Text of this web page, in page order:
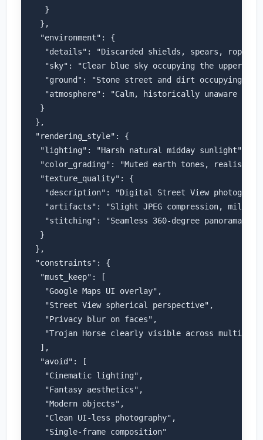
}
},
"environment": {
"details": "Discarded shields, spears, ropes,
"sky": "Clear blue sky occupying the upper
"ground": "Stone street and dirt occupying the
"atmosphere": "Calm, historically unaware of
}
},
"rendering_style": {
"lighting": "Harsh natural midday sunlight",
"color_grading": "Muted earth tones, realistic
"texture_quality": {
"description": "Digital Street View
"artifacts": "Slight JPEG compression, mild
"stitching": "Seamless 360-degree panorama
}
},
"constraints": {
"must_keep": [
"Google Maps UI overlay",
"Street View spherical perspective",
"Privacy blur on faces",
"Trojan Horse clearly visible across multiple
],
"avoid": [
"Cinematic lighting",
"Fantasy aesthetics",
"Modern objects",
"Clean UI-less photography",
"Single-frame composition"